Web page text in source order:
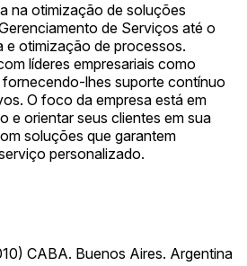
na otimização de soluções
de Serviços até o
e otimização de processos.
líderes empresariais como
lhes suporte contínuo
O foco da empresa está em
e orientar seus clientes em sua
soluções que garantem
personalizado.
CABA. Buenos Aires. Argentina